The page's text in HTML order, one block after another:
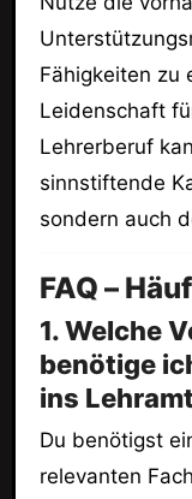
Fähigkeiten zu
Leidenschaft
Lehrerberuf
sinnstiftende
sondern auch
FAQ –
1. Welche
benötige
ins
Du benötigst
relevanten